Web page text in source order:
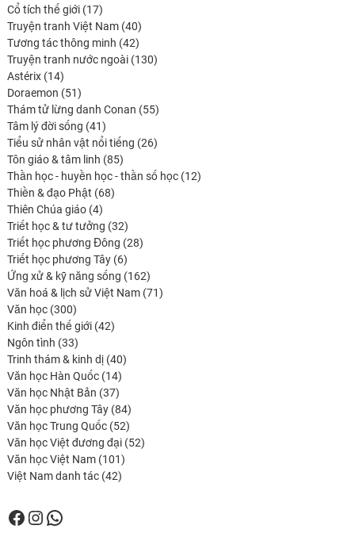
Cổ tích thế giới 1717
produits
Truyện tranh Việt Nam 4040
produits
Tương tác thông minh 4242
produits
Truyện tranh nước ngoài 130130
Astérix 1414
produits
Doraemon 5151
produits
Thám tử lừng danh Conan 5555
Tâm lý đời sống 4141
produits
Tiểu sử nhân vật nổi tiếng 2626
Tôn giáo & tâm linh 8585
produits
Thần học - huyền học - thần số học 1212
Thiền & đạo Phật 6868
Thiên Chúa giáo 44
produits
Triết học & tư tưởng 3232
produits
Triết học phương Đông 2828
Triết học phương Tây 66
produits
Ứng xử & kỹ năng sống 162162
produits
Văn hoá & lịch sử Việt Nam 7171
Văn học 300300
produits
Kinh điển thế giới 4242
Ngôn tình 3333
produits
Trinh thám & kinh dị 4040
Văn học Hàn Quốc 1414
produits
Văn học Nhật Bản 3737
produits
Văn học phương Tây 8484
produits
Văn học Trung Quốc 5252
produits
Văn học Việt đương đại 5252
Văn học Việt Nam 101101
produits
Việt Nam danh tác 4242
Facebook
Instagram
WhatsApp